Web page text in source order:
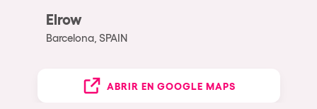
Elrow
Barcelona, SPAIN
ABRIR EN GOOGLE MAPS